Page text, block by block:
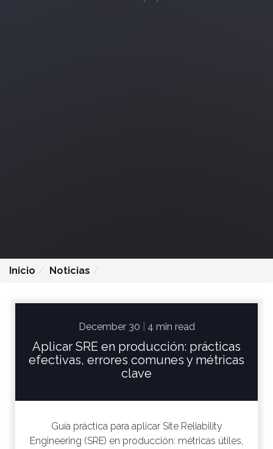
Inicio Noticias
December 30 4 min read
Aplicar SRE en producción: prácticas
efectivas, errores comunes y métricas
clave
Guía práctica para aplicar Site Reliability
Engineering (SRE) en producción: métricas útiles,